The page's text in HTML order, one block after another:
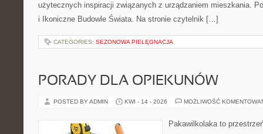
użytecznych inspiracji związanych z urządzaniem mieszkania.
i Ikoniczne Budowle Świata. Na stronie czytelnik […]
CATEGORIES: SEZONOWA PIELĘGNACJA
PORADY DLA OPIEKUNÓW
POSTED BY ADMIN KWI - 14 - 2026 MOŻLIWOŚĆ
Pakawilkolaka to